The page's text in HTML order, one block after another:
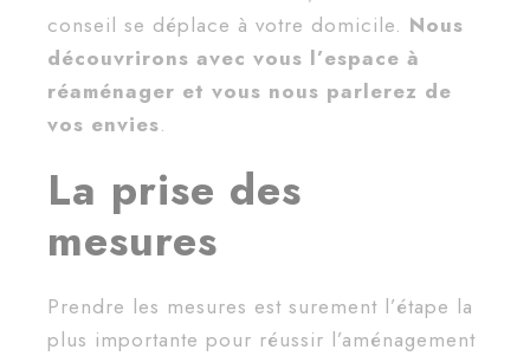
conseil se déplace à votre domicile. Nous
découvrirons avec vous l’espace à
réaménager et vous nous parlerez de
vos envies.
La prise des
mesures
Prendre les mesures est surement l’étape la
plus importante pour réussir l’aménagement